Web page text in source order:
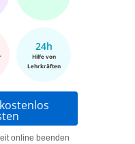
24h
Hilfe von
Lehrkräften
kostenlos
online beenden